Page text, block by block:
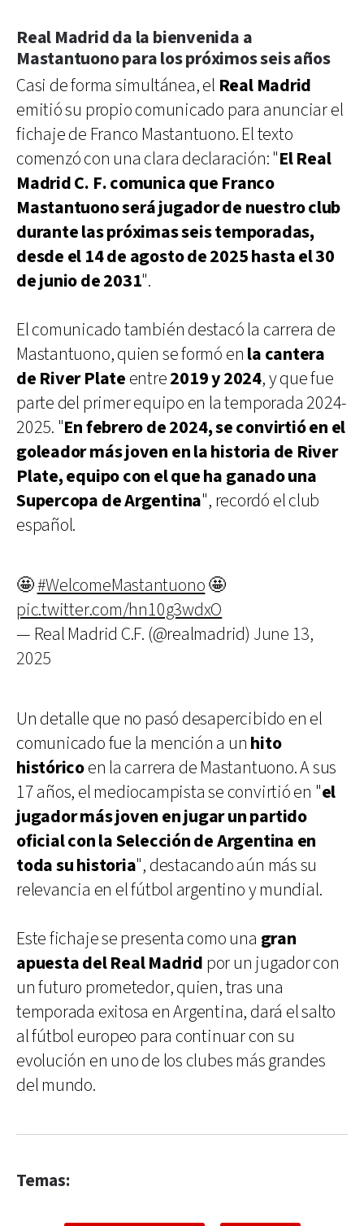
Real Madrid da la bienvenida a
Mastantuono para los próximos seis años
Casi de forma simultánea, el Real Madrid
emitió su propio comunicado para anunciar el
fichaje de Franco Mastantuono. El texto
comenzó con una clara declaración: "El Real
Madrid C. F. comunica que Franco
Mastantuono será jugador de nuestro club
durante las próximas seis temporadas,
desde el 14 de agosto de 2025 hasta el 30
de junio de 2031".
El comunicado también destacó la carrera de
Mastantuono, quien se formó en la cantera
de River Plate entre2019 y 2024, y que fue
parte del primer equipo en la temporada 2024-
2025. "En febrero de 2024, se convirtió en el
goleador más joven en la historia de River
Plate, equipo con el que ha ganado una
Supercopa de Argentina", recordó el club
español.
🤩#WelcomeMastantuono🤩
pic.twitter.com/hn10g3wdxO
— Real Madrid C.F. (@realmadrid) June 13,
2025
Un detalle que no pasó desapercibido en el
comunicado fue la mención a un hito
históricoen la carrera de Mastantuono. A sus
17 años, el mediocampista se convirtió en "el
jugador más joven en jugar un partido
oficial con la Selección de Argentina en
toda su historia", destacando aún más su
relevancia en el fútbol argentino y mundial.
Este fichaje se presenta como una gran
apuesta del Real Madrid por un jugador con
un futuro prometedor, quien, tras una
temporada exitosa en Argentina, dará el salto
al fútbol europeo para continuar con su
evolución en uno de los clubes más grandes
del mundo.
Temas: